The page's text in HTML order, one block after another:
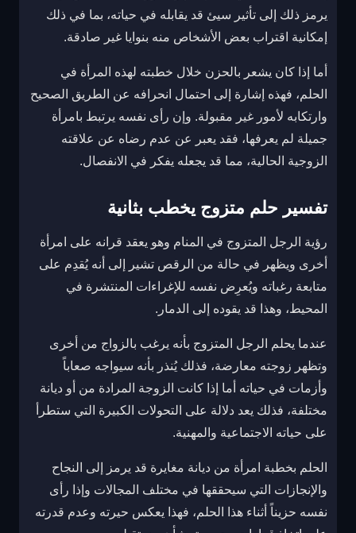
يرمز ذلك إلى تأثير سيئ قد يقابله في حياته، بما في ذلك
إمكانية اقتراب بعض الأشخاص منه بنوايا غير صادقة.
أما إذا كان يشعر بالحزن خلال خطبته لهذه المرأة في
الحلم، فهذه إشارة إلى احتمال انحرافه عن الطريق الصحيح
وارتكابه لأمور غير مقبولة. وإن رأى نفسه يرتبط بامرأة
جميلة لم يعرفها، فقد يعبر عن عدم رضاه عن علاقته
الزوجية الحالية، مما قد يجعله يفكر في الانفصال.
تفسير حلم متزوج يخطب بثانية
رؤية الرجل المتزوج في المنام وهو يعقد قرانه على امرأة
أخرى ويظهر في حالة من الرقص تشير إلى أنه يُقدِم على
متابعة رغباته ويُعرِض نفسه للإغراءات المنتشرة في
المحيط، وهذا قد يقوده إلى الدمار.
عندما يحلم الرجل المتزوج بأنه يرغب بالزواج من أخرى
وتظهر زوجته معارضة، فذلك يُنذر بأنه سيواجه صعاباً
وأزمات في حياته أما إذا كانت الزوجة المرادة من أو ديانة
مختلفة، فذلك يعد دلالة على التحولات الكبيرة التي ستطرأ
على حياته الاجتماعية والمهنية.
الحلم بخطبة امرأة من ديانة مغايرة قد يرمز إلى النجاح
والإنجازات التي سيحققها في مختلف المجالات وإذا رأى
نفسه حزيناً أثناء هذا الحلم، فهذا يعكس حيرته وعدم قدرته